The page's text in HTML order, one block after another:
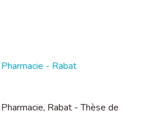
- Rabat
Rabat - Thèse de